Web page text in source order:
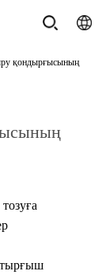
қондырғысының